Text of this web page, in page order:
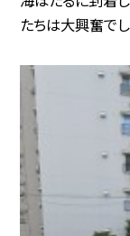
たちは大興奮でし